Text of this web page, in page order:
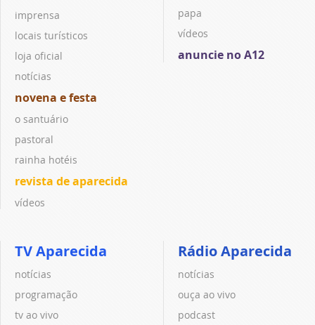
imprensa
locais turísticos
loja oficial
notícias
novena e festa
o santuário
pastoral
rainha hotéis
revista de aparecida
vídeos
papa
vídeos
anuncie no A12
TV Aparecida
notícias
programação
tv ao vivo
Rádio Aparecida
notícias
ouça ao vivo
podcast